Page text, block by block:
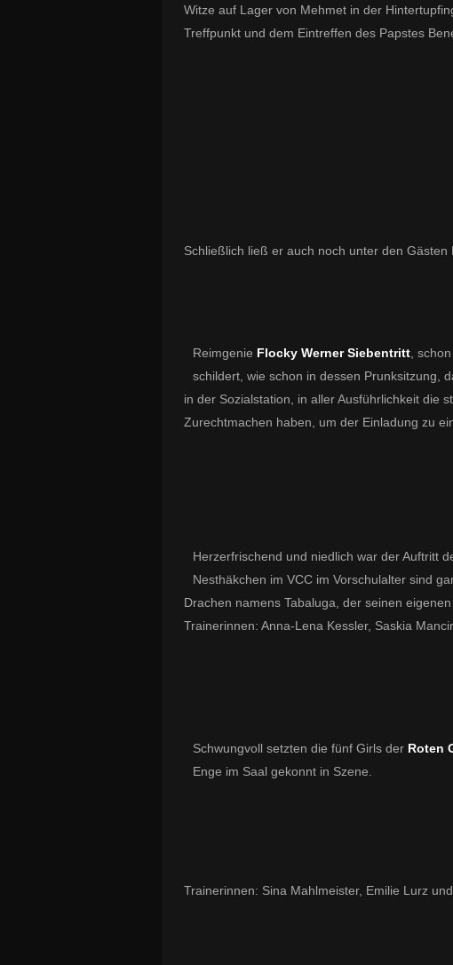
Witze auf Lager von Mehmet in der
Treffpunkt und dem Eintreffen des Papstes
Schließlich ließ er auch noch unter den
Reimgenie Flocky Werner Siebentritt ,
schildert, wie schon in dessen Prunksitzung,
in der Sozialstation, in aller Ausführlichkeit die
Zurechtmachen haben, um der Einladung zu
Herzerfrischend und niedlich war der Auftritt
Nesthäkchen im VCC im Vorschulalter sind
Drachen namens Tabaluga, der seinen eigenen
Trainerinnen: Anna-Lena Kessler, Saskia
Schwungvoll setzten die fünf Girls der Roten
Enge im Saal gekonnt in Szene.
Trainerinnen: Sina Mahlmeister, Emilie Lurz